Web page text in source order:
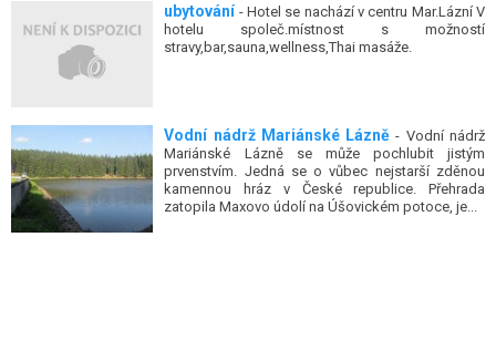
ubytování - Hotel se nachází v centru Mar.Lázní V
hotelu společ.místnost s možností
stravy,bar,sauna,wellness,Thai masáže.
Vodní nádrž Mariánské Lázně - Vodní nádrž
Mariánské Lázně se může pochlubit jistým
prvenstvím. Jedná se o vůbec nejstarší zděnou
kamennou hráz v České republice. Přehrada
zatopila Maxovo údolí na Úšovickém potoce, je...